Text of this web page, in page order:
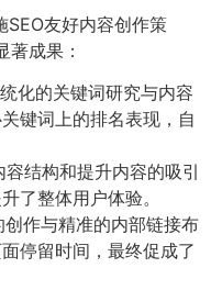
SEO友好内容创作策
成果：
统化的关键词研究与内容
键词上的排名表现，自
容结构和提升内容的吸引
了整体用户体验。
创作与精准的内部链接布
停留时间，最终促成了